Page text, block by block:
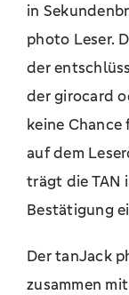
in
photo Leser.
der
der girocard
keine
auf dem
trägt die TAN
Bestätigung
Der tanJack
zusammen